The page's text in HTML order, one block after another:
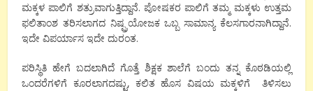
ಮಕ್ಕಳ ಪಾಲಿಗೆ ಶತ್ರುವಾಗುತ್ತಿದ್ದಾನೆ. ಪೋಷಕರ ಪಾಲಿಗೆ ತಮ್ಮ ಮಕ್ಕಳು ಉತ್ತಮ
ಫಲಿತಾಂಶ ತರಿಸಲಾಗದ ನಿಷ್ಪ್ರಯೋಜಕ ಒಬ್ಬ ಸಾಮಾನ್ಯ ಕೆಲಸಗಾರನಾಗಿದ್ದಾನೆ.
ಇದೇ ವಿಪರ್ಯಾಸ ಇದೇ ದುರಂತ.
ಪರಿಸ್ಥಿತಿ ಹೇಗೆ ಬದಲಾಗಿದೆ ಗೊತ್ತೆ ಶಿಕ್ಷಕ ಶಾಲೆಗೆ ಬಂದು ತನ್ನ ಕೊಠಡಿಯಲ್ಲಿ
ಒಂದರೆಗಳಿಗೆ ಕೂರಲಾಗದಷ್ಟು, ಕಲಿತ ಹೊಸ ವಿಷಯ ಮಕ್ಕಳಿಗೆ ತಿಳಿಸಲು